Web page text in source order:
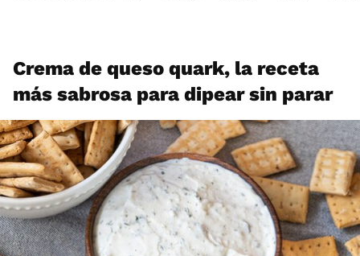
Crema de queso quark, la receta
más sabrosa para dipear sin parar